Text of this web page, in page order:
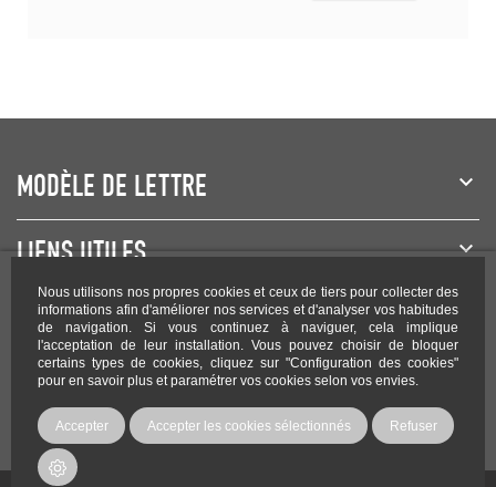
Nous utilisons nos propres cookies et ceux de tiers pour collecter des
informations afin d'améliorer nos services et d'analyser vos habitudes
de navigation. Si vous continuez à naviguer, cela implique
l'acceptation de leur installation. Vous pouvez choisir de bloquer
certains types de cookies, cliquez sur "Configuration des cookies"
pour en savoir plus et paramétrer vos cookies selon vos envies.
Accepter Accepter les cookies sélectionnés Refuser
MODÈLE DE LETTRE
LIENS UTILES
NEWSLETTER